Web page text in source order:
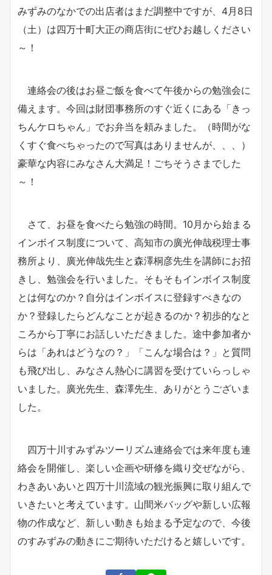
みずみのなかでの出店者はまだ調整中ですが、4月8日
（土）は四万十町大正の商店街にぜひお越しください
～！
連絡会の後はお昼ご飯を食べて午後からの勉強会に
備えます。今回は財団事務所のすぐ近くにある「きっ
ちんケロちゃん」でお弁当を頼みました。（時間がな
くすぐ食べちゃったので写真はありませんが、、、）
豪華な内容にみなさん大満足！ごちそうさまでした
～！
さて、お昼を食べたら勉強の時間。10月から始まる
インボイス制度について、高知市の廣光伸哉税理士事
務所より、廣光伸哉先生と森澤桐彦先生を講師にお招
きし、勉強会を行いました。そもそもインボイス制度
とは何なのか？自分はインボイスに登録すべきなの
か？登録したらどんなことが起きるのか？初歩的なと
ころから丁寧にお話しいただきました。途中参加者か
らは「あれはどうなの？」「こんな場合は？」と質問
も飛び出し、みなさん熱心に講習を受けていらっしゃ
いました。廣光先生、森澤先生、ありがとうございま
した。
四万十川すみずみツーリズム連絡会では来年度も連
絡会を開催し、楽しい企画や研修を織り交ぜながら、
わきあいあいと四万十川流域の観光振興に取り組んで
いきたいと考えています。山間米バッグや新しい広報
物の作成など、新しい動きも始まる予定なので、今後
のすみずみの動きにご期待いただけると嬉しいです。